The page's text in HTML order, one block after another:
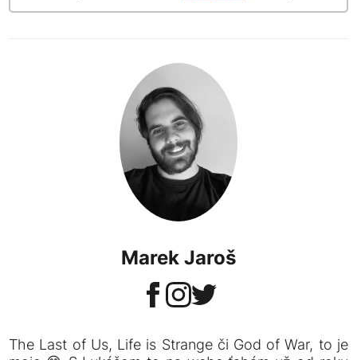
Marek Jaroš
The Last of Us, Life is Strange či God of War, to je